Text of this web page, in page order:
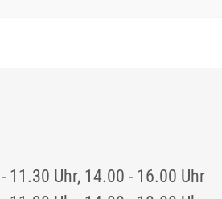
11.30 Uhr, 14.00 - 16.00 Uhr